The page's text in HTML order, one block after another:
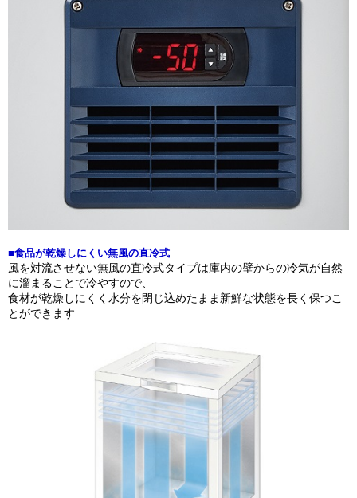
■食品が乾燥しにくい無風の直冷式
風を対流させない無風の直冷式タイプは庫内の壁からの冷気が自然
に溜まることで冷やすので、
食材が乾燥しにくく水分を閉じ込めたまま新鮮な状態を長く保つこ
とができます